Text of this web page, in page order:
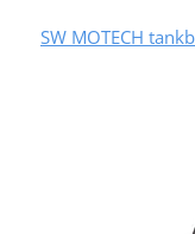
SW MOTECH